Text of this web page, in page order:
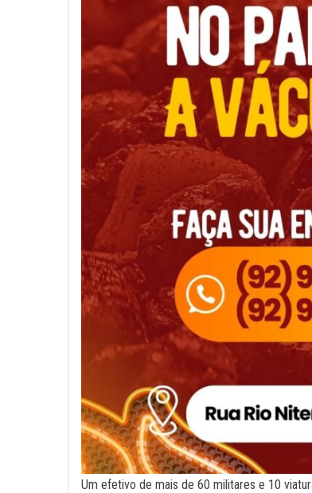
Um efetivo de mais de 60 militares e 10